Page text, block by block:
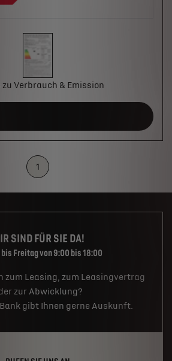
Verbrauch & Emission
1
SIND FÜR SIE DA!
Freitag von 9:00 bis 18:00
zum Leasing, zum Leasingvertrag
zur Abwicklung?
gibt Ihnen gerne Auskunft.